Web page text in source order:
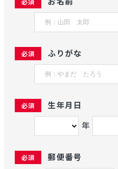
ふりがな
生年月日
年
郵便番号